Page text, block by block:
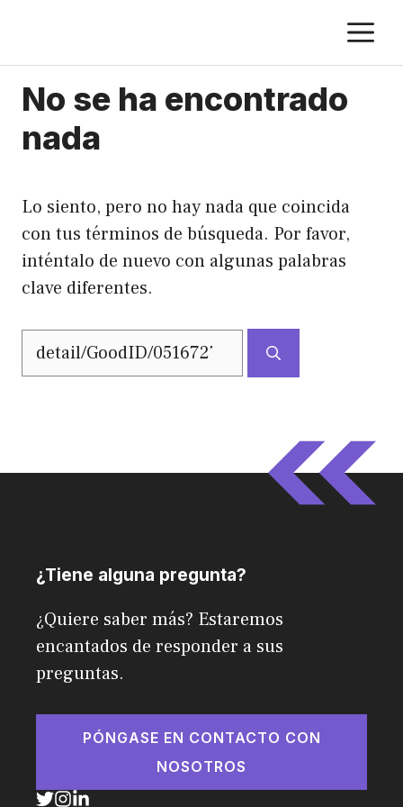
contenido
No se ha encontrado
nada
Lo siento, pero no hay nada que coincida
con tus términos de búsqueda. Por favor,
inténtalo de nuevo con algunas palabras
clave diferentes.
Buscar:
¿Tiene alguna pregunta?
¿Quiere saber más? Estaremos
encantados de responder a sus
preguntas.
PÓNGASE EN CONTACTO CON
NOSOTROS